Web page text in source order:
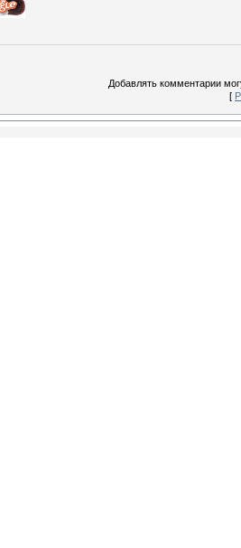
Добавлять комментарии
[